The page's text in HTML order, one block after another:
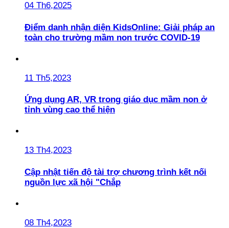
04 Th6,2025
Điểm danh nhận diện KidsOnline: Giải pháp an
toàn cho trường mầm non trước COVID-19
11 Th5,2023
Ứng dụng AR, VR trong giáo dục mầm non ở
tỉnh vùng cao thể hiện
13 Th4,2023
Cập nhật tiến độ tài trợ chương trình kết nối
nguồn lực xã hội "Chắp
08 Th4,2023